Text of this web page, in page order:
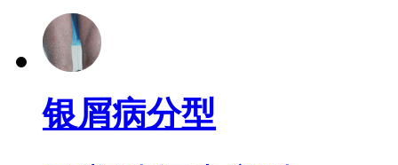
银屑病分型